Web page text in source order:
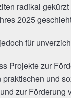
radikal
2025
für
Projekte zur
praktischen und
zur Förderung